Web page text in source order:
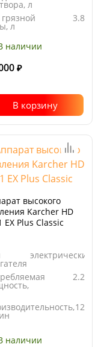
л
л
3.8
наличии
₽
В корзину
высокого
Karcher HD
EX Plus Classic
электрический
2.2
12
наличии